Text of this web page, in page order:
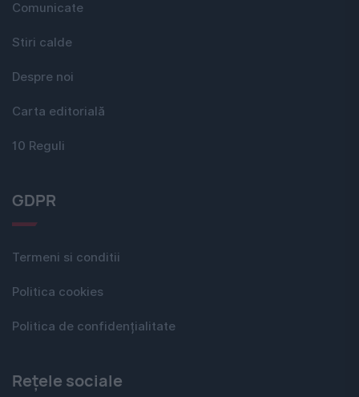
Comunicate
Stiri calde
Despre noi
Carta editorială
10 Reguli
GDPR
Termeni si conditii
Politica cookies
Politica de confidențialitate
Rețele sociale